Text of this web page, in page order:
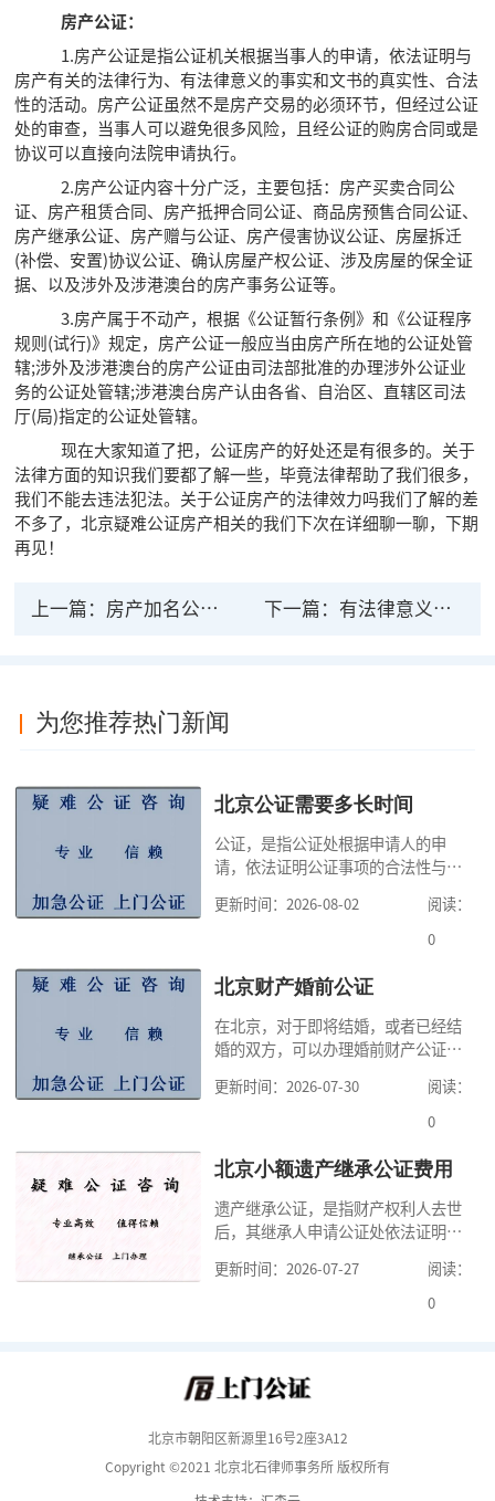
房产公证：
1.房产公证是指公证机关根据当事人的申请，依法证明与
房产有关的法律行为、有法律意义的事实和文书的真实性、合法
性的活动。房产公证虽然不是房产交易的必须环节，但经过公证
处的审查，当事人可以避免很多风险，且经公证的购房合同或是
协议可以直接向法院申请执行。
2.房产公证内容十分广泛，主要包括：房产买卖合同公
证、房产租赁合同、房产抵押合同公证、商品房预售合同公证、
房产继承公证、房产赠与公证、房产侵害协议公证、房屋拆迁
(补偿、安置)协议公证、确认房屋产权公证、涉及房屋的保全证
据、以及涉外及涉港澳台的房产事务公证等。
3.房产属于不动产，根据《公证暂行条例》和《公证程序
规则(试行)》规定，房产公证一般应当由房产所在地的公证处管
辖;涉外及涉港澳台的房产公证由司法部批准的办理涉外公证业
务的公证处管辖;涉港澳台房产认由各省、自治区、直辖区司法
厅(局)指定的公证处管辖。
现在大家知道了把，公证房产的好处还是有很多的。关于
法律方面的知识我们要都了解一些，毕竟法律帮助了我们很多，
我们不能去违法犯法。关于公证房产的法律效力吗我们了解的差
不多了，北京疑难公证房产相关的我们下次在详细聊一聊，下期
再见！
上一篇： 房产加名公证有法律效力吗？都有什么法律效力 下一篇： 有法律意义的事实公证包括哪些？公证书的效力
为您推荐热门新闻
北京公证需要多长时间
公证，是指公证处根据申请人的申
请，依法证明公证事项的合法性与真
高公证事项的效力，固定证据，但是
很多人不知道在北京办理公证需要多
家，办理公证的时候除了需要按照公
道北京公证需要什么材料,北京公证需
要多少钱？北京公
更新时间：2026-08-02
阅读：
0
北京财产婚前公证
在北京，对于即将结婚，或者已经结
婚的双方，可以办理婚前财产公证，
式，可以避免个人财产引发的纠纷，
但是，在北京办理婚前财产公证，除
料外，公证咨询告诉大家，我们有必
京婚前财产公证机构？了解这些不仅
有利于我们根
更新时间：2026-07-30
阅读：
0
北京小额遗产继承公证费用
遗产继承公证，是指财产权利人去世
后，其继承人申请公证处依法证明继
的证明活动。通过公证，继承人可以
拿着享有继承权的公证书办理遗产过
费。我们在办理继承公证的时候，需
更新时间：2026-07-27
阅读：
0
北京市朝阳区新源里16号2座3A12
Copyright ©2021 北京北石律师事务所 版权所有